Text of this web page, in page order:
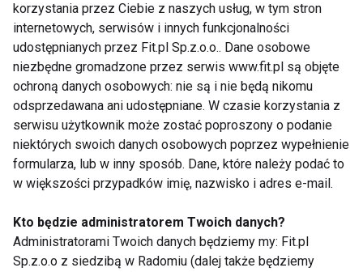
Moment rozszerzania diety powinien być zawsze
dopasowany do niemowlęcia, dlatego eksperci
podają tak szeroki zakres na rozpoczęcie
rozszerzania menu malucha. Nowe pokarmy należy
podawać stopniowo i bez pośpiechu, zaczynając od
warzyw, bo ich smak jest trudniej akceptowany niż
np. owoce, które są słodsze. Na początek lepiej
wybrać miękkie zielone warzywa, np. zmiksowane
brokuły, a następnie można podawać inne warzywa
jak marchewka, kalarepa, pietruszka, ziemniaki –
tutaj dobrym rozwiązaniem mogą być dania z
oznaczeniem wieku na opakowaniu np. po 4,5
korzystania przez Ciebie z naszych usług, w tym stron
internetowych, serwisów i innych funkcjonalności
udostępnianych przez Fit.pl Sp.z.o.o.. Dane osobowe
niezbędne gromadzone przez serwis www.fit.pl są objęte
ochroną danych osobowych: nie są i nie będą nikomu
odsprzedawana ani udostępniane. W czasie korzystania z
serwisu użytkownik może zostać poproszony o podanie
niektórych swoich danych osobowych poprzez wypełnienie
formularza, lub w inny sposób. Dane, które należy podać to
w większości przypadków imię, nazwisko i adres e-mail.
Kto będzie administratorem Twoich danych?
Administratorami Twoich danych będziemy my: Fit.pl
Sp.z.o.o z siedzibą w Radomiu (dalej także będziemy